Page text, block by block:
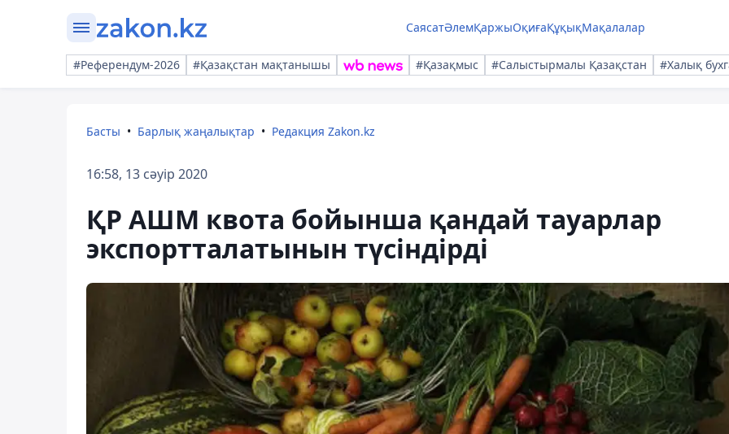
СаясатӘлемҚаржыОқиғаҚұқықМақалалар
#Референдум-2026 #Қазақстан мақтанышы #Қазақмыс #Салыстырмалы Қазақстан #Халық
Басты Барлық жаңалықтар Редакция Zakon.kz
16:58, 13 сәуір 2020
ҚР АШМ квота бойынша қандай тауарлар
экспортталатынын түсіндірді